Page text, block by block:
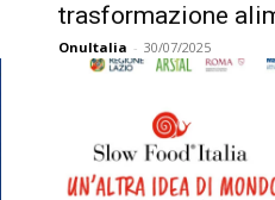
trasformazione
OnuItalia - 30/07/2025